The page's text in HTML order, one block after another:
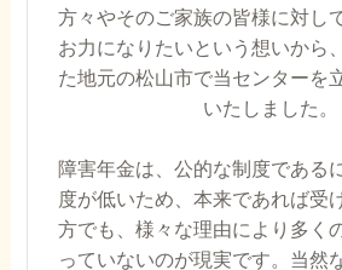
方々やそのご家族の皆様に対し
お力になりたいという想いから
た地元の松山市で当センターを
いたしました。
障害年金は、公的な制度である
度が低いため、本来であれば受
方でも、様々な理由により多く
っていないのが現実です。当然